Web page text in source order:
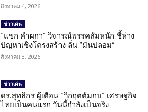
สิงหาคม 4, 2026
ข่าวเด่น
“แขก คำผกา” วิจารณ์พรรคส้มหนัก ชี้ห่าง
ปัญหาเชิงโครงสร้าง ลั่น “มันปลอม”
สิงหาคม 3, 2026
ข่าวเด่น
ดร.สุทธิกร ผู้เตือน “วิกฤตต้มกบ” เศรษฐกิจ
ไทยเป็นคนแรก วันนี้กำลังเป็นจริง